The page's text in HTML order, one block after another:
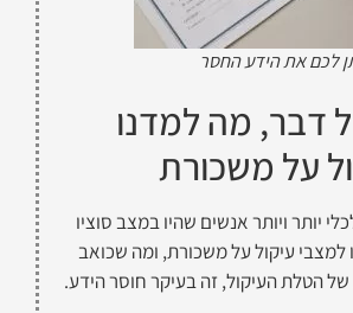
לכם את הידע החסר
דבר, מה למדנו
על משכורת
יותר ויותר אנשים שהיו במצב סוציו
למצבי עיקול על משכורת, ומה שכואב
הטלת העיקול, זה בעיקר חוסר הידע.